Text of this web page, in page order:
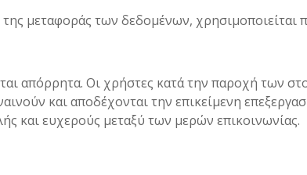
μεταφοράς των δεδομένων,
απόρρητα. Οι χρήστες κατά την παροχή των
και αποδέχονται την επικείμενη
και ευχερούς μεταξύ των μερών επικοινωνίας.